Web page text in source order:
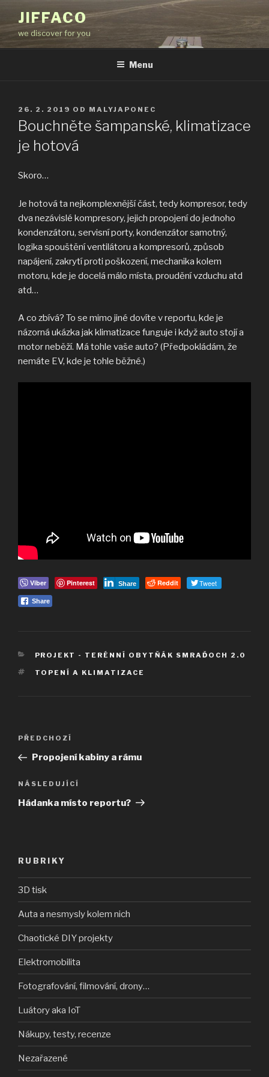
obsahu
webu
JIFFACO
we discover for you
Menu
PUBLIKOVÁNO
26. 2. 2019 OD MALYJAPONEC
Bouchněte šampanské, klimatizace
je hotová
Skoro…
Je hotová ta nejkomplexnější část, tedy kompresor, tedy
dva nezávislé kompresory, jejich propojení do jednoho
kondenzátoru, servisní porty, kondenzátor samotný,
logika spouštění ventilátoru a kompresorů, způsob
napájení, zakrytí proti poškození, mechanika kolem
motoru, kde je docelá málo místa, proudění vzduchu atd
atd…
A co zbívá? To se mimo jiné dovíte v reportu, kde je
názorná ukázka jak klimatizace funguje i když auto stojí a
motor neběží. Má tohle vaše auto? (Předpokládám, že
nemáte EV, kde je tohle běžné.)
Viber Pinterest Share Reddit Tweet
Share
RUBRIKY
PROJEKT - TERÉNNÍ OBYTŇÁK SMRAĎOCH 2.0
ŠTÍTKY
TOPENÍ A KLIMATIZACE
Navigace
příspěvek
Předchozí
příspěvek
PŘEDCHOZÍ
Propojení kabiny a rámu
Následující
příspěvek
NÁSLEDUJÍCÍ
Hádanka místo reportu?
RUBRIKY
3D tisk
Auta a nesmysly kolem nich
Chaotické DIY projekty
Elektromobilita
Fotografování, filmování, drony…
Luátory aka IoT
Nákupy, testy, recenze
Nezařazené